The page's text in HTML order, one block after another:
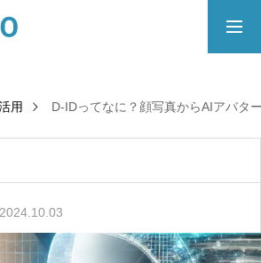
対応エリア
らいをつくる。
用 D-IDってなに？顔写真からAIアバタ
2024.10.03